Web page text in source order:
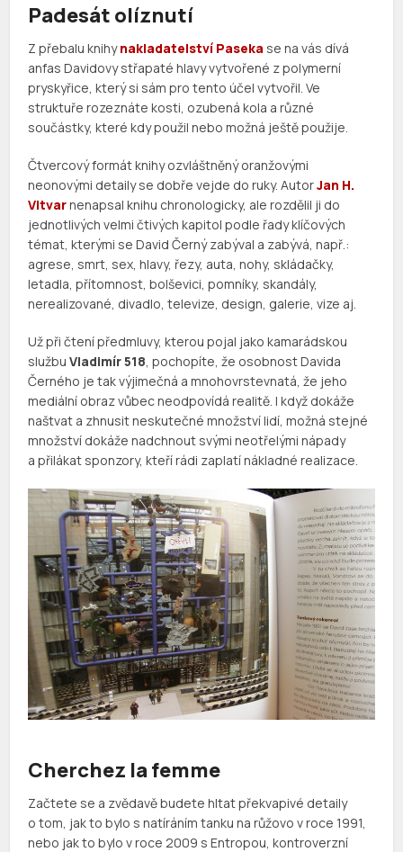
Padesát olíznutí
Z přebalu knihynakladatelství Paseka se na vás dívá
anfas Davidovy střapaté hlavy vytvořené z polymerní
pryskyřice, který si sám pro tento účel vytvořil. Ve
struktuře rozeznáte kosti, ozubená kola a různé
součástky, které kdy použil nebo možná ještě použije.
Čtvercový formát knihy ozvláštněný oranžovými
neonovými detaily se dobře vejde do ruky. AutorJan H.
Vitvarnenapsal knihu chronologicky, ale rozdělil ji do
jednotlivých velmi čtivých kapitol podle řady klíčových
témat, kterými se David Černý zabýval a zabývá, např.:
agrese, smrt, sex, hlavy, řezy, auta, nohy, skládačky,
letadla, přítomnost, bolševici, pomníky, skandály,
nerealizované, divadlo, televize, design, galerie, vize aj.
Už při čtení předmluvy, kterou pojal jako kamarádskou
službuVladimír 518 , pochopíte, že osobnost Davida
Černého je tak výjimečná a mnohovrstevnatá, že jeho
mediální obraz vůbec neodpovídá realitě. I když dokáže
naštvat a zhnusit neskutečné množství lidí, možná stejné
množství dokáže nadchnout svými neotřelými nápady
a přilákat sponzory, kteří rádi zaplatí nákladné realizace.
Cherchez la femme
Začtete se a zvědavě budete hltat překvapivé detaily
o tom, jak to bylo s natíráním tanku na růžovo v roce 1991,
nebo jak to bylo v roce 2009 s Entropou, kontroverzní